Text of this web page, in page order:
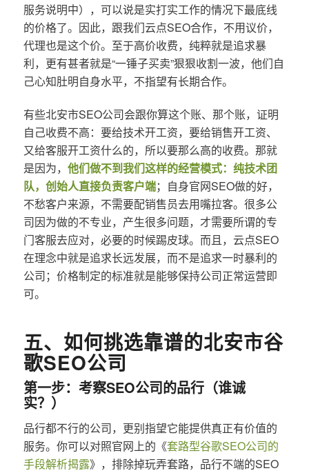
服务说明中），可以说是实打实工作的情况下最底线
的价格了。因此，跟我们云点SEO合作，不用议价，
代理也是这个价。至于高价收费，纯粹就是追求暴
利，更有甚者就是“一锤子买卖”狠狠收割一波，他们自
己心知肚明自身水平，不指望有长期合作。
有些北安市SEO公司会跟你算这个账、那个账，证明
自己收费不高：要给技术开工资，要给销售开工资、
又给客服开工资什么的，所以要那么高的收费。那就
是因为， 他们做不到我们这样的经营模式：纯技术团
队，创始人直接负责客户端；自身官网SEO做的好，
不愁客户来源，不需要配销售员去用嘴拉客。很多公
司因为做的不专业，产生很多问题，才需要所谓的专
门客服去应对，必要的时候踢皮球。而且，云点SEO
在理念中就是追求长远发展，而不是追求一时暴利的
公司；价格制定的标准就是能够保持公司正常运营即
可。
五、如何挑选靠谱的北安市谷
歌SEO公司
第一步：考察SEO公司的品行（谁诚
实？）
品行都不行的公司，更别指望它能提供真正有价值的
服务。你可以对照官网上的《套路型谷歌SEO公司的
手段解析揭露》，排除掉玩弄套路，品行不端的SEO